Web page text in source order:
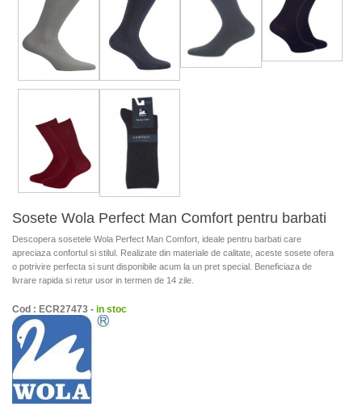
Sosete Wola Perfect Man Comfort pentru barbati
Descopera sosetele Wola Perfect Man Comfort, ideale pentru barbati care
apreciaza confortul si stilul. Realizate din materiale de calitate, aceste sosete ofera
o potrivire perfecta si sunt disponibile acum la un pret special. Beneficiaza de
livrare rapida si retur usor in termen de 14 zile.
Cod : ECR27473 - in stoc